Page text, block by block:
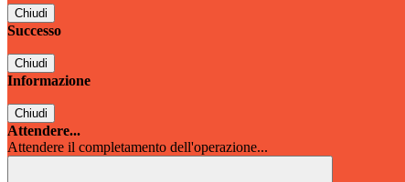
Chiudi
Successo
Chiudi
Informazione
Chiudi
Attendere...
Attendere il completamento dell'operazione...